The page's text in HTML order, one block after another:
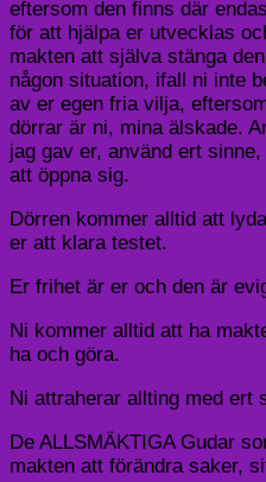
eftersom den finns där
för att hjälpa er utvecklas
makten att själva stänga
någon situation, ifall ni inte
av er egen fria vilja,
dörrar är ni, mina älskade.
jag gav er, använd ert
att öppna sig.
Dörren kommer alltid att
er att klara testet.
Er frihet är er och den är
Ni kommer alltid att ha
ha och göra.
Ni attraherar allting med ert
De ALLSMÄKTIGA Gudar
makten att förändra saker,